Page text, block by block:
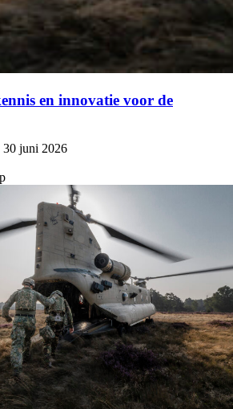
en innovatie voor de
30 juni 2026